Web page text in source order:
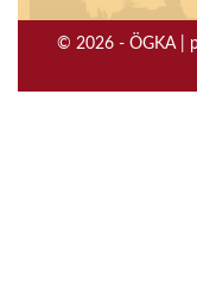
© 2026 - ÖGKA |